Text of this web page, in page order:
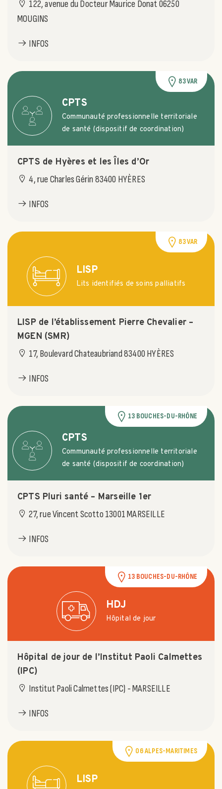
122, avenue du Docteur Maurice Donat 06250
MOUGINS
INFOS
CPTS
Communauté professionnelle territoriale
de santé (dispositif de coordination)
83 VAR
CPTS de Hyères et les Îles d’Or
4, rue Charles Gérin 83400 HYÈRES
INFOS
LISP
Lits identifiés de soins palliatifs
83 VAR
LISP de l’établissement Pierre Chevalier –
MGEN (SMR)
17, Boulevard Chateaubriand 83400 HYÈRES
INFOS
CPTS
Communauté professionnelle territoriale
de santé (dispositif de coordination)
13 BOUCHES-DU-RHÔNE
CPTS Pluri santé – Marseille 1er
27, rue Vincent Scotto 13001 MARSEILLE
INFOS
HDJ
Hôpital de jour
13 BOUCHES-DU-RHÔNE
Hôpital de jour de l’Institut Paoli Calmettes
(IPC)
Institut Paoli Calmettes (IPC) - MARSEILLE
INFOS
LISP
06 ALPES-MARITIMES